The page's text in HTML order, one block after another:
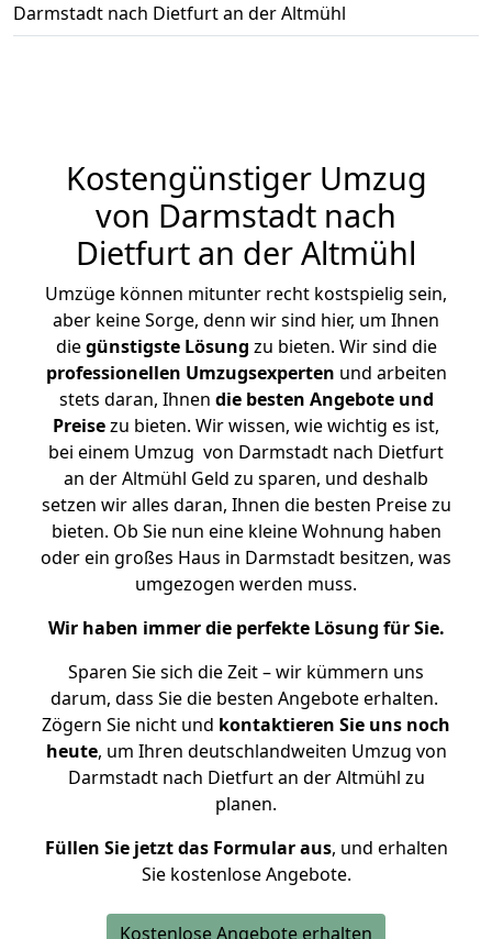
Darmstadt nach Dietfurt an der Altmühl
Kostengünstiger Umzug
von Darmstadt nach
Dietfurt an der Altmühl
Umzüge können mitunter recht kostspielig sein,
aber keine Sorge, denn wir sind hier, um Ihnen
diegünstigste Lösung zu bieten. Wir sind die
professionellen Umzugsexperten und arbeiten
stets daran, Ihnen die besten Angebote und
Preisezu bieten. Wir wissen, wie wichtig es ist,
bei einem Umzug von Darmstadt nach Dietfurt
an der Altmühl Geld zu sparen, und deshalb
setzen wir alles daran, Ihnen die besten Preise zu
bieten. Ob Sie nun eine kleine Wohnung haben
oder ein großes Haus in Darmstadt besitzen, was
umgezogen werden muss.
Wir haben immer die perfekte Lösung für Sie.
Sparen Sie sich die Zeit – wir kümmern uns
darum, dass Sie die besten Angebote erhalten.
Zögern Sie nicht und kontaktieren Sie uns noch
heute, um Ihren deutschlandweiten Umzug von
Darmstadt nach Dietfurt an der Altmühl zu
planen.
Füllen Sie jetzt das Formular aus, und erhalten
Sie kostenlose Angebote.
Kostenlose Angebote erhalten